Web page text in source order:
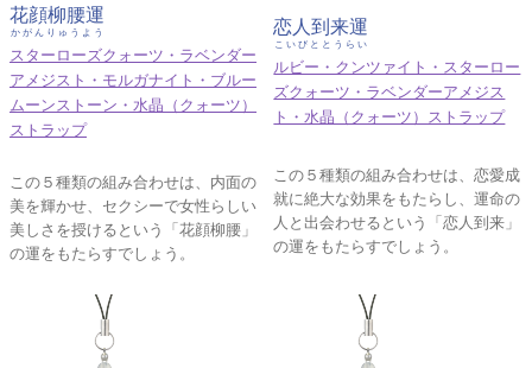
花顔柳腰運
かがんりゅうよう
スターローズクォーツ・ラベンダー
アメジスト・モルガナイト・ブルー
ムーンストーン・水晶（クォーツ）
ストラップ
この５種類の組み合わせは、内面の
美を輝かせ、セクシーで女性らしい
美しさを授けるという「花顔柳腰」
の運をもたらすでしょう。
恋人到来運
こいびととうらい
ルビー・クンツァイト・スターロー
ズクォーツ・ラベンダーアメジス
ト・水晶（クォーツ）ストラップ
この５種類の組み合わせは、恋愛成
就に絶大な効果をもたらし、運命の
人と出会わせるという「恋人到来」
の運をもたらすでしょう。